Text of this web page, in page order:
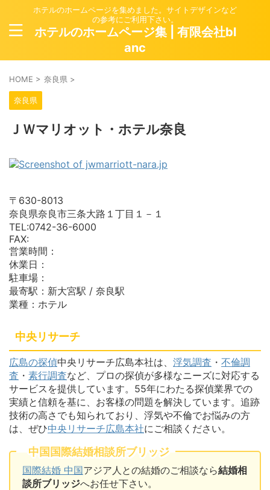
ホテルのホームページを集めました。サイトデザインなど
の参考にご利用下さい。
ホテルのホームページ集 | 有限会社bl
anc
HOME > 奈良県 >
奈良県
ＪＷマリオット・ホテル奈良
〒630-8013
奈良県奈良市三条大路１丁目１－１
TEL:0742-36-6000
FAX:
営業時間：
休業日：
駐車場：
最寄駅：新大宮駅 / 奈良駅
業種：ホテル
中央リサーチ
広島の探偵中央リサーチ広島本社は、 浮気調査 ・ 不倫調
査 ・ 素行調査など、プロの探偵が多様なニーズに対応する
サービスを提供しています。55年にわたる探偵業界での
実績と信頼を基に、お客様の問題を解決しています。追跡
技術の高さでも知られており、浮気や不倫でお悩みの方
は、ぜひ中央リサーチ広島本社にご相談ください。
中国国際結婚相談所ブリッジ
国際結婚 中国アジア人との結婚のご相談なら結婚相
談所ブリッジへお任せ下さい。